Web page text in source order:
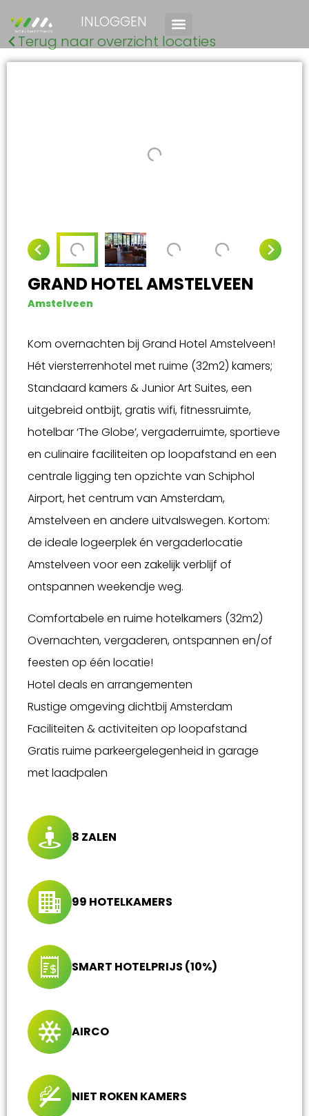
INLOGGEN
Terug naar overzicht locaties
GRAND HOTEL AMSTELVEEN
Amstelveen
Kom overnachten bij Grand Hotel Amstelveen!
Hét viersterrenhotel met ruime (32m2) kamers;
Standaard kamers & Junior Art Suites, een
uitgebreid ontbijt, gratis wifi, fitnessruimte,
hotelbar ‘The Globe’, vergaderruimte, sportieve
en culinaire faciliteiten op loopafstand en een
centrale ligging ten opzichte van Schiphol
Airport, het centrum van Amsterdam,
Amstelveen en andere uitvalswegen. Kortom:
de ideale logeerplek én vergaderlocatie
Amstelveen voor een zakelijk verblijf of
ontspannen weekendje weg.
Comfortabele en ruime hotelkamers (32m2)
Overnachten, vergaderen, ontspannen en/of
feesten op één locatie!
Hotel deals en arrangementen
Rustige omgeving dichtbij Amsterdam
Faciliteiten & activiteiten op loopafstand
Gratis ruime parkeergelegenheid in garage
met laadpalen
8 ZALEN
99 HOTELKAMERS
SMART HOTELPRIJS (10%)
AIRCO
NIET ROKEN KAMERS